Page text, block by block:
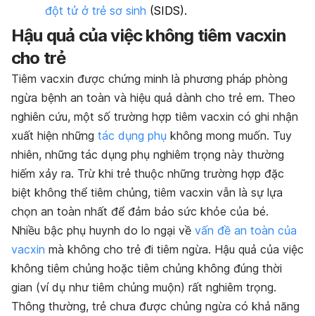
đột tử ở trẻ sơ sinh (SIDS).
Hậu quả của việc không tiêm vacxin
cho trẻ
Tiêm vacxin được chứng minh là phương pháp phòng
ngừa bệnh an toàn và hiệu quả dành cho trẻ em. Theo
nghiên cứu, một số trường hợp tiêm vacxin có ghi nhận
xuất hiện những tác dụng phụ không mong muốn. Tuy
nhiên, những tác dụng phụ nghiêm trọng này thường
hiếm xảy ra. Trừ khi trẻ thuộc những trường hợp đặc
biệt không thể tiêm chủng, tiêm vacxin vẫn là sự lựa
chọn an toàn nhất để đảm bảo sức khỏe của bé.
Nhiều bậc phụ huynh do lo ngại về vấn đề an toàn của
vacxin mà không cho trẻ đi tiêm ngừa. Hậu quả của việc
không tiêm chủng hoặc tiêm chủng không đúng thời
gian (ví dụ như tiêm chủng muộn) rất nghiêm trọng.
Thông thường, trẻ chưa được chủng ngừa có khả năng